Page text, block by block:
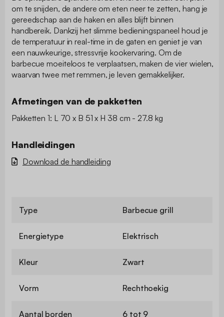
om te snijden, de andere om eten neer te zetten, hang je
gereedschap aan de haken en alles blijft binnen
handbereik. Dankzij het slimme bedieningspaneel houd je
de temperatuur in real-time in de gaten en geniet je van
een nauwkeurige, stressvrije kookervaring. Om de
barbecue moeiteloos te verplaatsen, maken de vier wielen,
waarvan twee met remmen, je leven gemakkelijker.
Afmetingen van de pakketten
Pakketten 1: L 70 x B 51 x H 38 cm - 27.8 kg
Handleidingen
Download de handleiding
Type Barbecue grill
Energietype Elektrisch
Kleur Zwart
Vorm Rechthoekig
Aantal borden 6 tot 9